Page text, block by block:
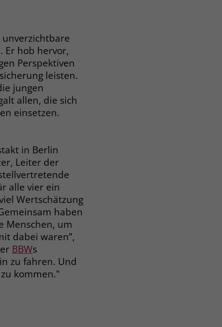
Er hob hervor,
Perspektiven
leisten.
jungen
allen, die sich
einsetzen.
in Berlin
Leiter der
alle vier ein
Wertschätzung
haben
Menschen, um
dabei waren”,
BBWs
zu fahren. Und
kommen."